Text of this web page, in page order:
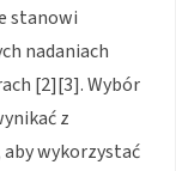
stanowi
nadaniach
[2][3]. Wybór
z
wykorzystać